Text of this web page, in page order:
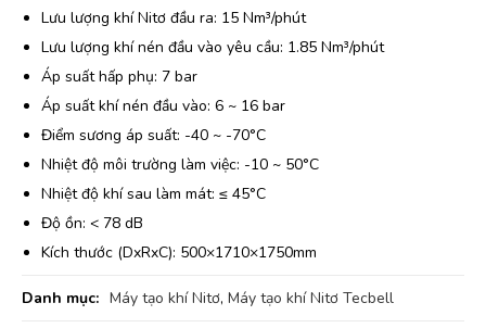
Lưu lượng khí Nitơ đầu ra: 15 Nm³/phút
Lưu lượng khí nén đầu vào yêu cầu: 1.85 Nm³/phút
Áp suất hấp phụ: 7 bar
Áp suất khí nén đầu vào: 6 ~ 16 bar
Điểm sương áp suất: -40 ~ -70°C
Nhiệt độ môi trường làm việc: -10 ~ 50°C
Nhiệt độ khí sau làm mát: ≤ 45°C
Độ ồn: < 78 dB
Kích thước (DxRxC): 500×1710×1750mm
Danh mục: Máy tạo khí Nitơ, Máy tạo khí Nitơ Tecbell